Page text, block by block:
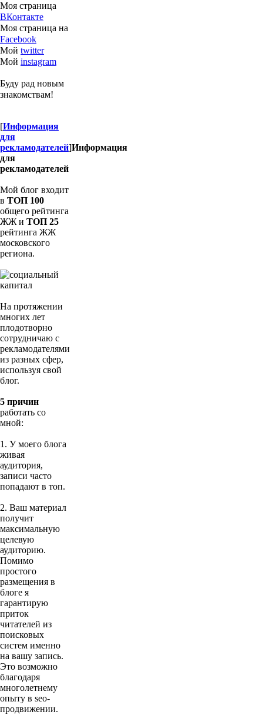
Моя страница
ВКонтакте
Моя страница на
Facebook
Мой twitter
Мой instagram
Буду рад новым
знакомствам!
[Информация
для
рекламодателей]Информация
для
рекламодателей
Мой блог входит
в ТОП 100
общего рейтинга
ЖЖ и ТОП 25
рейтинга ЖЖ
московского
региона.
На протяжении
многих лет
плодотворно
сотрудничаю с
рекламодателями
из разных сфер,
используя свой
блог.
5 причин
работать со
мной:
1. У моего блога
живая
аудитория,
записи часто
попадают в топ.
2. Ваш материал
получит
максимальную
целевую
аудиторию.
Помимо
простого
размещения в
блоге я
гарантирую
приток
читателей из
поисковых
систем именно
на вашу запись.
Это возможно
благодаря
многолетнему
опыту в seo-
продвижении.